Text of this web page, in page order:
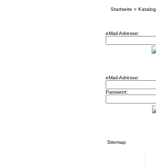
Startseite » Katalog
eMail-Adresse:
eMail-Adresse:
Passwort:
Sitemap